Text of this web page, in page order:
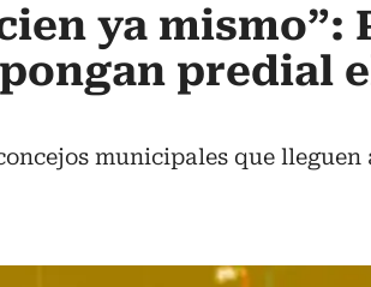
ya mismo”:
predial
municipales que lleguen